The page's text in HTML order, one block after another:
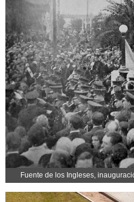
Fuente de los Ingleses,